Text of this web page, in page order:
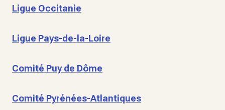
Ligue Occitanie
Ligue Pays-de-la-Loire
Comité Puy de Dôme
Comité Pyrénées-Atlantiques